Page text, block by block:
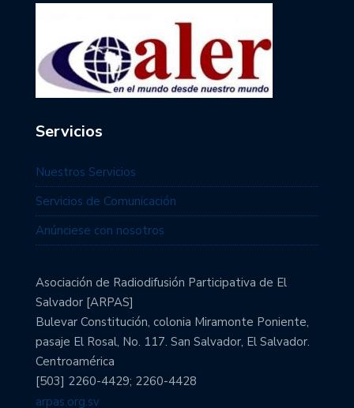
Servicios
Nuestros Servicios
Servicios de Comunicación
Anúnciese con nosotros
Asociación de Radiodifusión Participativa de El
Salvador [ARPAS]
Bulevar Constitución, colonia Miramonte Poniente,
pasaje El Rosal, No. 117. San Salvador, El Salvador.
Centroamérica
[503] 2260-4429; 2260-4428
arpas.org.sv